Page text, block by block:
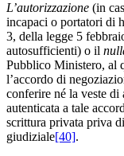
L’autorizzazione (in
incapaci o portatori di
3, della legge 5
autosufficienti) o il
Pubblico Ministero, al
l’accordo di
conferire né la veste
autenticata a tale
scrittura privata priva
giudiziale[40].